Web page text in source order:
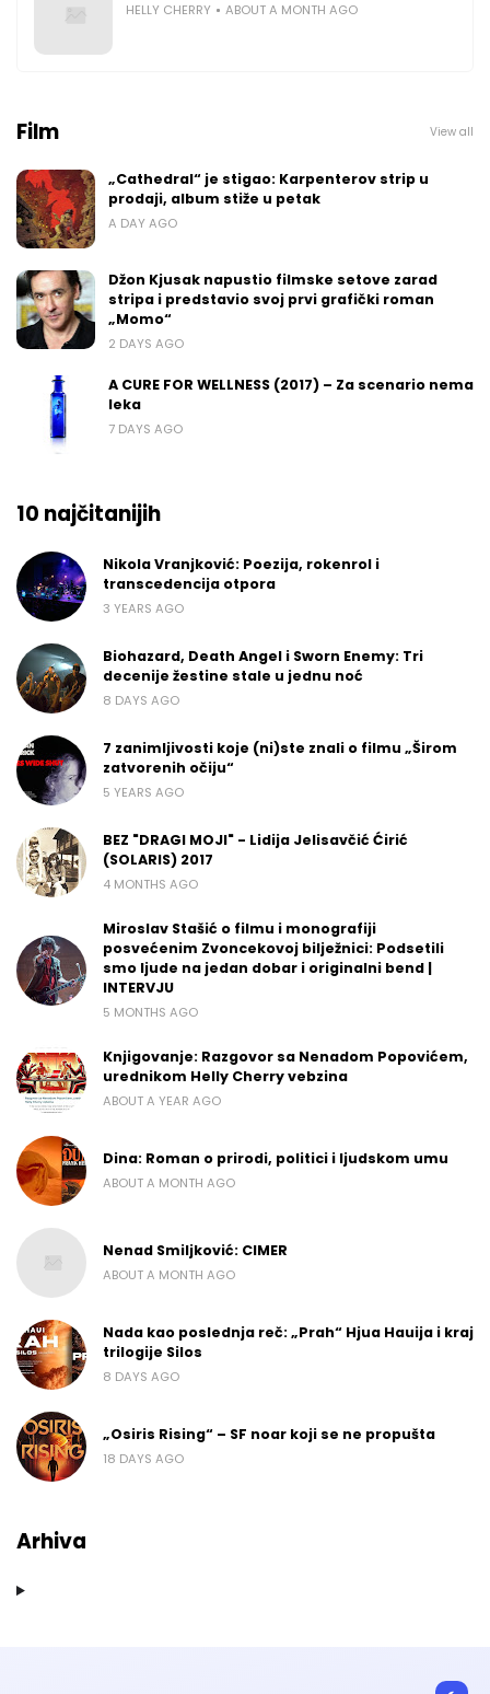
HELLY CHERRY ABOUT A MONTH AGO
Film View all
„Cathedral“ je stigao: Karpenterov strip u
prodaji, album stiže u petak
A DAY AGO
Džon Kjusak napustio filmske setove zarad
stripa i predstavio svoj prvi grafički roman
„Momo“
2 DAYS AGO
A CURE FOR WELLNESS (2017) – Za scenario nema
leka
7 DAYS AGO
10 najčitanijih
Nikola Vranjković: Poezija, rokenrol i
transcedencija otpora
3 YEARS AGO
Biohazard, Death Angel i Sworn Enemy: Tri
decenije žestine stale u jednu noć
8 DAYS AGO
7 zanimljivosti koje (ni)ste znali o filmu „Širom
zatvorenih očiju“
5 YEARS AGO
BEZ "DRAGI MOJI" - Lidija Jelisavčić Ćirić
(SOLARIS) 2017
4 MONTHS AGO
Miroslav Stašić o filmu i monografiji
posvećenim Zvoncekovoj bilježnici: Podsetili
smo ljude na jedan dobar i originalni bend |
INTERVJU
5 MONTHS AGO
Knjigovanje: Razgovor sa Nenadom Popovićem,
urednikom Helly Cherry vebzina
ABOUT A YEAR AGO
Dina: Roman o prirodi, politici i ljudskom umu
ABOUT A MONTH AGO
Nenad Smiljković: CIMER
ABOUT A MONTH AGO
Nada kao poslednja reč: „Prah“ Hjua Hauija i kraj
trilogije Silos
8 DAYS AGO
„Osiris Rising“ – SF noar koji se ne propušta
18 DAYS AGO
Arhiva